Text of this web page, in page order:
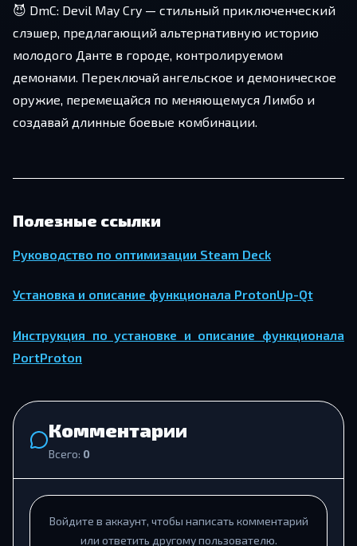
😈 DmC: Devil May Cry — стильный приключенческий
слэшер, предлагающий альтернативную историю
молодого Данте в городе, контролируемом
демонами. Переключай ангельское и демоническое
оружие, перемещайся по меняющемуся Лимбо и
создавай длинные боевые комбинации.
Полезные ссылки
Руководство по оптимизации Steam Deck
Установка и описание функционала ProtonUp-Qt
Инструкция по установке и описание функционала
PortProton
Комментарии
Всего: 0
Войдите в аккаунт, чтобы написать комментарий
или ответить другому пользователю.